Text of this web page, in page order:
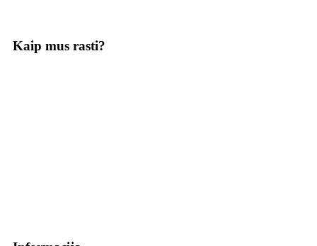
Kaip mus rasti?